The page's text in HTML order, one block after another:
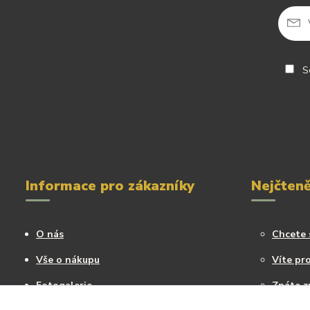
Informace pro zákazníky
O nás
Vše o nákupu
Fotogalerie
Chcete
Víte
Znáte